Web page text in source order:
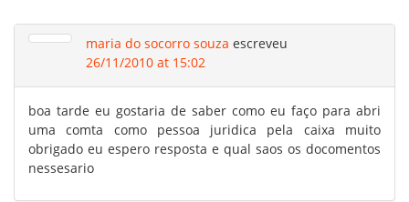
maria do socorro souza escreveu
26/11/2010 at 15:02
boa tarde eu gostaria de saber como eu faço para abri
uma comta como pessoa juridica pela caixa muito
obrigado eu espero resposta e qual saos os docomentos
nessesario